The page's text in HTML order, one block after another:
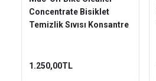
Concentrate Bisiklet
Temizlik Sıvısı Konsantre
1.250,00TL